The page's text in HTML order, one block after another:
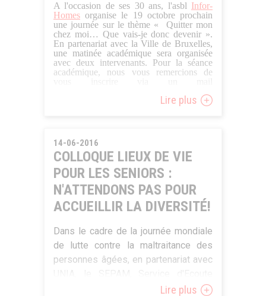
L’acte d’habiter, de nature
anthropologique, mérite qu’on s’y
intéresse en entrant plus
concrètement dans les
caractéristiques qui nourrissent cette
de délimiter ce qui relève de l’ordre
«culture matérielle», valorisée depuis
plusieurs siècles par les
anthropologues s’est invitée chez les
sociologues pour interroger nos
possessions et leurs significations.
complètement vide, est-ce bien
raisonnable ?
objets sont connectés à nos actions,
A l'occasion de ses 30 ans, l'asbl Infor-
Homes organise le 19 octobre prochain
une journée sur le thème « Quitter mon
chez moi… Que vais-je donc devenir ».
En partenariat avec la Ville de Bruxelles,
une matinée académique sera organisée
avec deux intervenants. Pour la séance
académique, nous vous remercions de
midi sera plus festive et laissera place à
Lire plus
14-06-2016
COLLOQUE LIEUX DE VIE
POUR LES SENIORS :
N'ATTENDONS PAS POUR
ACCUEILLIR LA DIVERSITÉ!
Dans le cadre de la journée mondiale
de lutte contre la maltraitance des
personnes âgées, en partenariat avec
pour Personnes Agées Maltraitées et
Lire plus